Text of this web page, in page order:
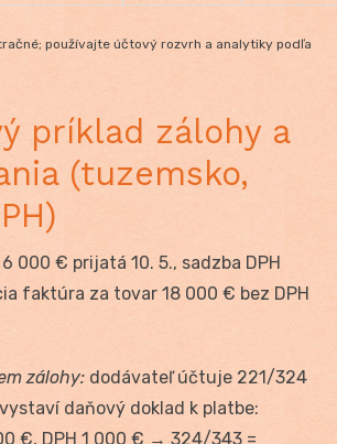
používajte účtový rozvrh a analytiky podľa
príklad zálohy a
(tuzemsko,
000 € prijatá 10. 5., sadzba DPH
faktúra za tovar 18 000 € bez DPH
zálohy: dodávateľ účtuje 221/324
daňový doklad k platbe:
€, DPH 1 000 € → 324/343 =